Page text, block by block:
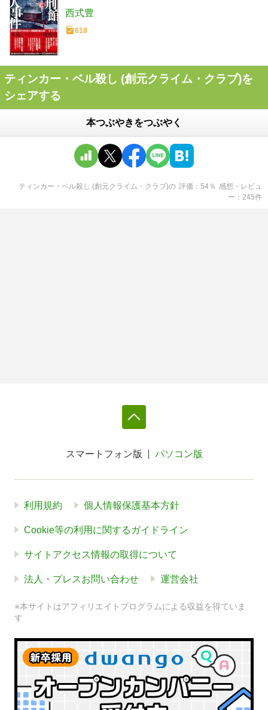
西式豊
618
ティンカー・ベル殺し (創元クライム・クラブ)を
シェアする
本つぶやきをつぶやく
ティンカー・ベル殺し (創元クライム・クラブ)の 評価 54％ 感想・レビュ
ー
245件
スマートフォン版 パソコン版
利用規約 個人情報保護基本方針
Cookie等の利用に関するガイドライン
サイトアクセス情報の取得について
法人・プレスお問い合わせ 運営会社
※本サイトはアフィリエイトプログラムによる収益を得ていま
す